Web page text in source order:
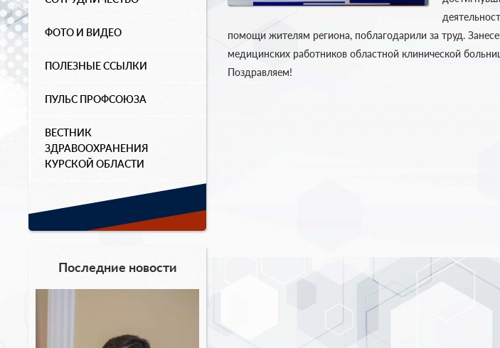
ФОТО И ВИДЕО
ПОЛЕЗНЫЕ ССЫЛКИ
ПУЛЬС ПРОФСОЮЗА
ВЕСТНИК
ЗДРАВООХРАНЕНИЯ
КУРСКОЙ ОБЛАСТИ
Последние новости
помощи жителям региона, поблагодарили за труд.
медицинских работников областной клинической
Поздравляем!